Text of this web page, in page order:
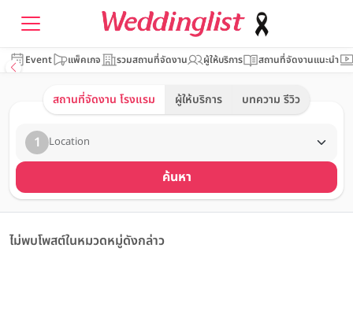
Event แพ็คเกจ รวมสถานที่จัดงาน ผู้ให้บริการ สถานที่จัดงานแนะนำ
สถานที่จัดงาน โรงแรม ผู้ให้บริการ บทความ รีวิว
1 Location
ค้นหา
ไม่พบโพสต์ในหมวดหมู่ดังกล่าว